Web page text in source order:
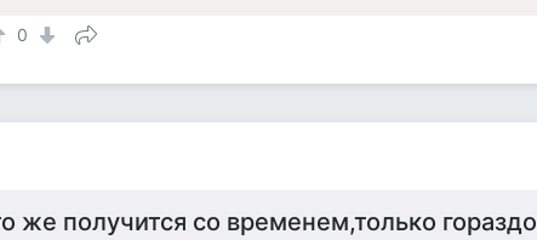
0
же получится со временем,только гораздо